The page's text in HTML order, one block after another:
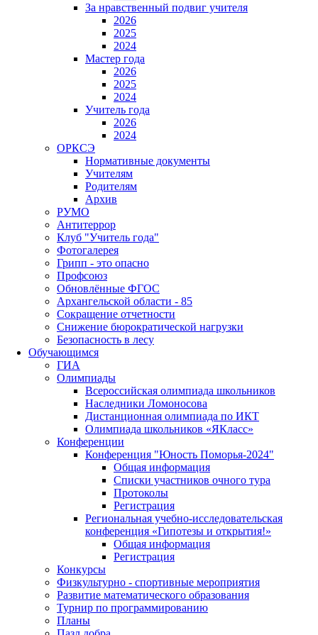
За нравственный подвиг учителя
2026
2025
2024
Мастер года
2026
2025
2024
Учитель года
2026
2024
ОРКСЭ
Нормативные документы
Учителям
Родителям
Архив
РУМО
Антитеррор
Клуб "Учитель года"
Фотогалерея
Грипп - это опасно
Профсоюз
Обновлённые ФГОС
Архангельской области - 85
Сокращение отчетности
Снижение бюрократической нагрузки
Безопасность в лесу
Обучающимся
ГИА
Олимпиады
Всероссийская олимпиада школьников
Наследники Ломоносова
Дистанционная олимпиада по ИКТ
Олимпиада школьников «ЯКласс»
Конференции
Конференция "Юность Поморья-2024"
Общая информация
Списки участников очного тура
Протоколы
Регистрация
Региональная учебно-исследовательская
конференция «Гипотезы и открытия!»
Общая информация
Регистрация
Конкурсы
Физкультурно - спортивные мероприятия
Развитие математического образования
Турнир по программированию
Планы